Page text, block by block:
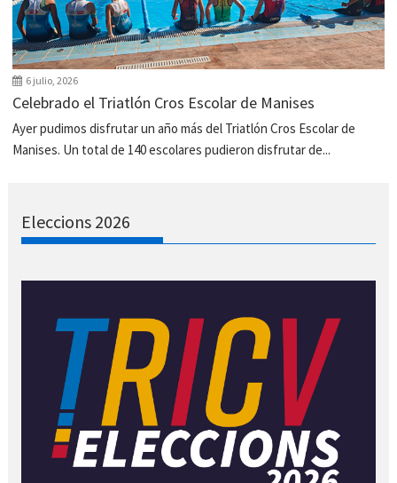
6 julio, 2026
Celebrado el Triatlón Cros Escolar de Manises
Ayer pudimos disfrutar un año más del Triatlón Cros Escolar de
Manises. Un total de 140 escolares pudieron disfrutar de...
Eleccions 2026